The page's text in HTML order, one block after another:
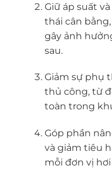
Giữ áp suất
thái cân
gây ảnh
sau.
Giảm sự phụ
thủ công, từ
toàn trong
Góp phần
và giảm tiêu
mỗi đơn vị hơi